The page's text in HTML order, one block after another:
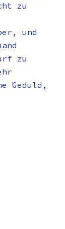
zu
und
zu
Geduld,